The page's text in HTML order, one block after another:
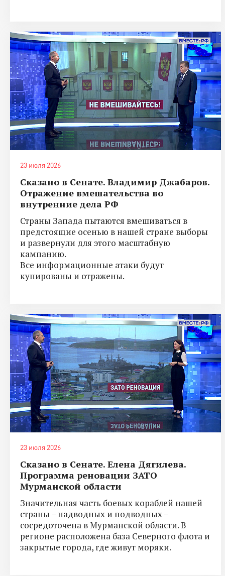
23 июля 2026
Сказано в Сенате. Владимир Джабаров.
Отражение вмешательства во
внутренние дела РФ
Страны Запада пытаются вмешиваться в
предстоящие осенью в нашей стране выборы
и развернули для этого масштабную
кампанию.
Все информационные атаки будут
купированы и отражены.
23 июля 2026
Сказано в Сенате. Елена Дягилева.
Программа реновации ЗАТО
Мурманской области
Значительная часть боевых кораблей нашей
страны – надводных и подводных –
сосредоточена в Мурманской области. В
регионе расположена база Северного флота и
закрытые города, где живут моряки.